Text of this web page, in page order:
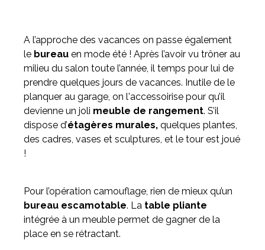
A l’approche des vacances on passe également
le bureau en mode été ! Après l’avoir vu trôner au
milieu du salon toute l’année, il temps pour lui de
prendre quelques jours de vacances. Inutile de le
planquer au garage, on l'accessoirise pour qu’il
devienne un joli meuble de rangement. S’il
dispose d’étagères murales, quelques plantes,
des cadres, vases et sculptures, et le tour est joué
!
Pour l’opération camouflage, rien de mieux qu’un
bureau escamotable. La table pliante
intégrée à un meuble permet de gagner de la
place en se rétractant.